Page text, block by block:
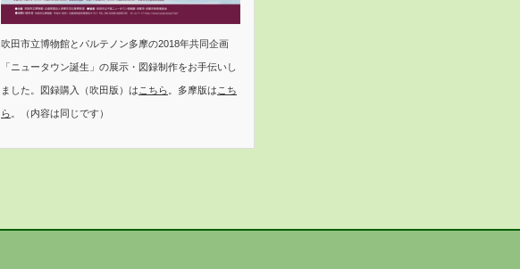
吹田市立博物館とパルテノン多摩の2018年共同企画
「ニュータウン誕生」の展示・図録制作をお手伝いし
ました。図録購入（吹田版）は こちら 。多摩版は こち
ら 。（内容は同じです）